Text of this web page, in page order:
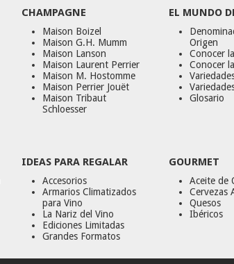
CHAMPAGNE
Maison Boizel
Maison G.H. Mumm
Maison Lanson
Maison Laurent Perrier
Maison M. Hostomme
Maison Perrier Jouët
Maison Tribaut
Schloesser
EL MUNDO
Origen
Conocer
Conocer
Glosario
IDEAS PARA REGALAR
Accesorios
Armarios Climatizados
para Vino
La Nariz del Vino
Ediciones Limitadas
Grandes Formatos
GOURMET
Aceite de
Cervezas
Quesos
Ibéricos